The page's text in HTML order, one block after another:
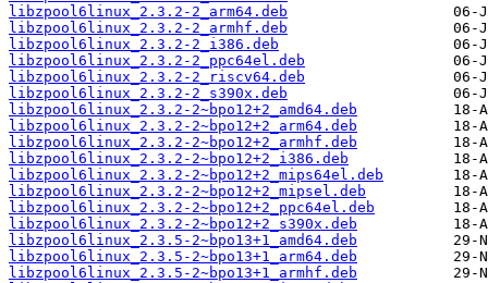
libzpool6linux_2.3.2-2_arm64.deb
libzpool6linux_2.3.2-2_armhf.deb
libzpool6linux_2.3.2-2_i386.deb
libzpool6linux_2.3.2-2_ppc64el.deb
libzpool6linux_2.3.2-2_riscv64.deb
libzpool6linux_2.3.2-2_s390x.deb
libzpool6linux_2.3.2-2~bpo12+2_amd64.deb
libzpool6linux_2.3.2-2~bpo12+2_arm64.deb
libzpool6linux_2.3.2-2~bpo12+2_armhf.deb
libzpool6linux_2.3.2-2~bpo12+2_i386.deb
libzpool6linux_2.3.2-2~bpo12+2_mips64el.deb
libzpool6linux_2.3.2-2~bpo12+2_mipsel.deb
libzpool6linux_2.3.2-2~bpo12+2_ppc64el.deb
libzpool6linux_2.3.2-2~bpo12+2_s390x.deb
libzpool6linux_2.3.5-2~bpo13+1_amd64.deb
libzpool6linux_2.3.5-2~bpo13+1_arm64.deb
libzpool6linux_2.3.5-2~bpo13+1_armhf.deb